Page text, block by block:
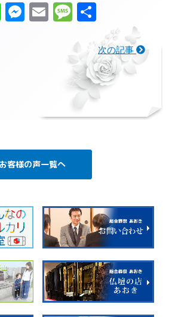
LineMessenger
EmailMessage
有
次の記事
お客様の声一覧へ